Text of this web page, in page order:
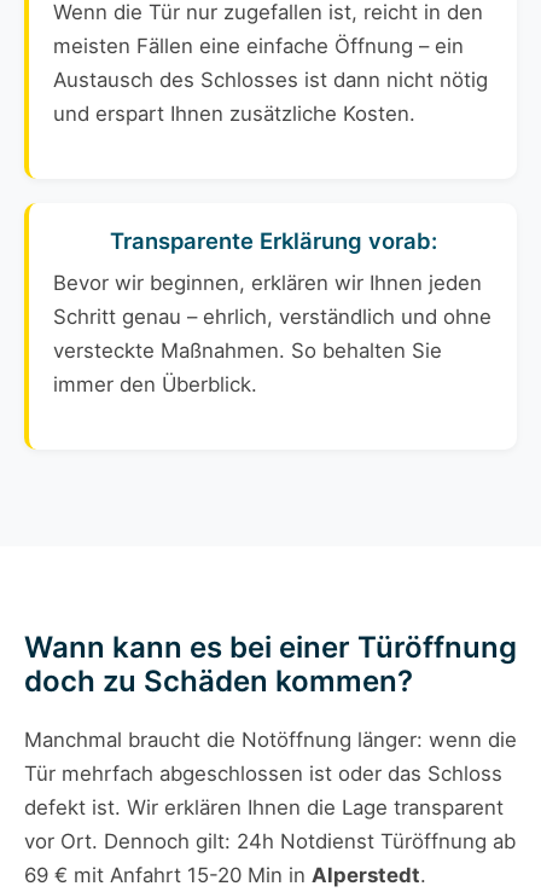
Wenn die Tür nur zugefallen ist, reicht in den
meisten Fällen eine einfache Öffnung – ein
Austausch des Schlosses ist dann nicht nötig
und erspart Ihnen zusätzliche Kosten.
Transparente Erklärung vorab:
Bevor wir beginnen, erklären wir Ihnen jeden
Schritt genau – ehrlich, verständlich und ohne
versteckte Maßnahmen. So behalten Sie
immer den Überblick.
Wann kann es bei einer Türöffnung
doch zu Schäden kommen?
Manchmal braucht die Notöffnung länger: wenn die
Tür mehrfach abgeschlossen ist oder das Schloss
defekt ist. Wir erklären Ihnen die Lage transparent
vor Ort. Dennoch gilt: 24h Notdienst Türöffnung ab
69 € mit Anfahrt 15-20 Min in Alperstedt.